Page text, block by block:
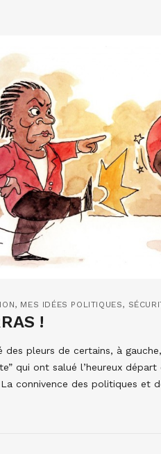
, MES IDÉES POLITIQUES,
!
des pleurs de certains, à
qui ont salué l’heureux
connivence des politiques et